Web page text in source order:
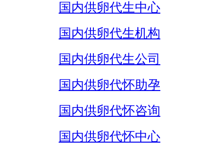
国内供卵代生中心
国内供卵代生机构
国内供卵代生公司
国内供卵代怀助孕
国内供卵代怀咨询
国内供卵代怀中心